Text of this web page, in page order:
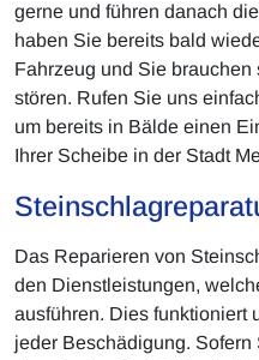
gerne und führen danach
haben Sie bereits bald
Fahrzeug und Sie
stören. Rufen Sie uns
um bereits in Bälde einen
Ihrer Scheibe in der Stadt
Das Reparieren von
den Dienstleistungen,
ausführen. Dies funktioniert
jeder Beschädigung.